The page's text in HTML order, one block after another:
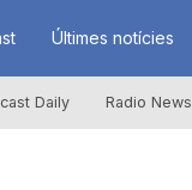
Últimes notícies
Daily Radio News